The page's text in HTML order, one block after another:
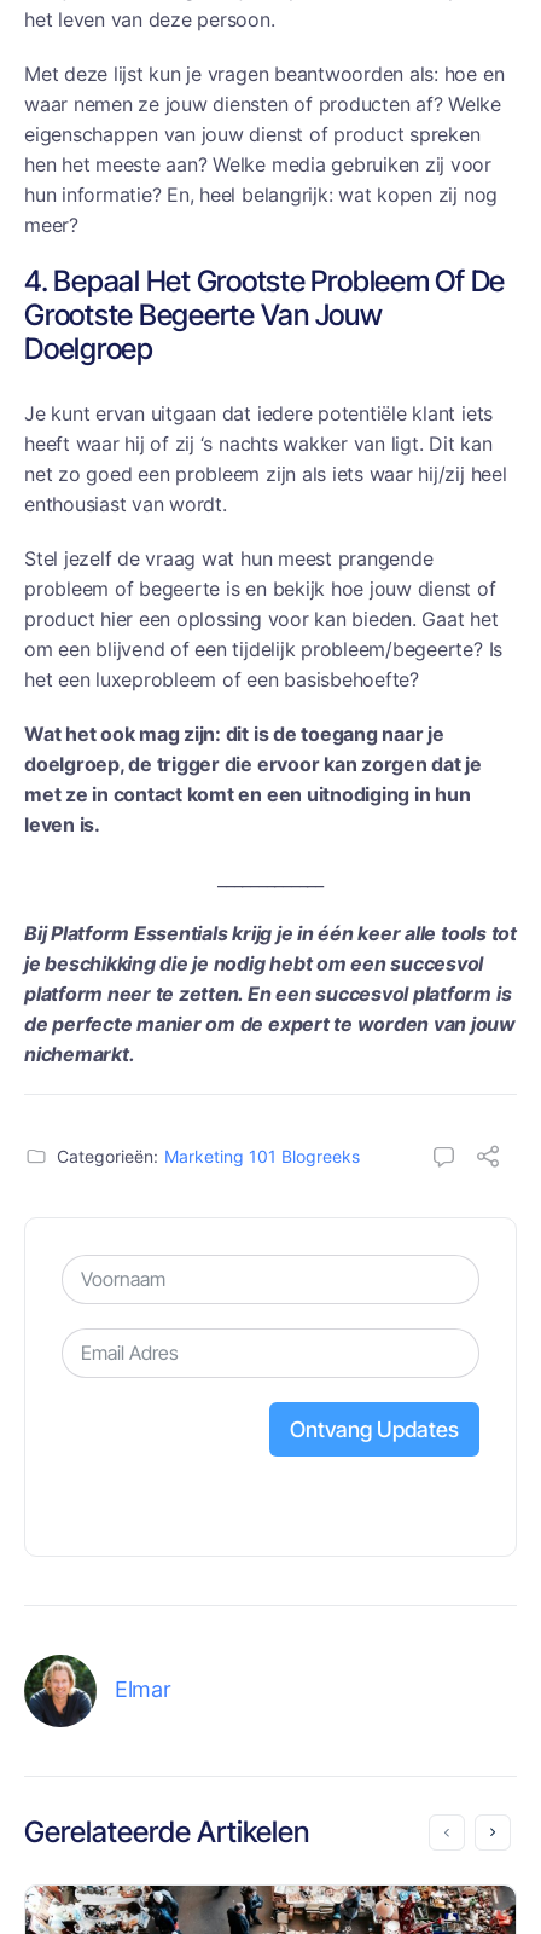
het leven van deze persoon.
Met deze lijst kun je vragen beantwoorden als: hoe en
waar nemen ze jouw diensten of producten af? Welke
eigenschappen van jouw dienst of product spreken
hen het meeste aan? Welke media gebruiken zij voor
hun informatie? En, heel belangrijk: wat kopen zij nog
meer?
4. Bepaal Het Grootste Probleem Of De
Grootste Begeerte Van Jouw
Doelgroep
Je kunt ervan uitgaan dat iedere potentiële klant iets
heeft waar hij of zij ‘s nachts wakker van ligt. Dit kan
net zo goed een probleem zijn als iets waar hij/zij heel
enthousiast van wordt.
Stel jezelf de vraag wat hun meest prangende
probleem of begeerte is en bekijk hoe jouw dienst of
product hier een oplossing voor kan bieden. Gaat het
om een blijvend of een tijdelijk probleem/begeerte? Is
het een luxeprobleem of een basisbehoefte?
Wat het ook mag zijn: dit is de toegang naar je
doelgroep, de trigger die ervoor kan zorgen dat je
met ze in contact komt en een uitnodiging in hun
leven is.
Bij Platform Essentials krijg je in één keer alle tools tot
je beschikking die je nodig hebt om een succesvol
platform neer te zetten. En een succesvol platform is
de perfecte manier om de expert te worden van jouw
nichemarkt.
Categorieën: Marketing 101 Blogreeks
Ontvang Updates
Elmar
Gerelateerde Artikelen